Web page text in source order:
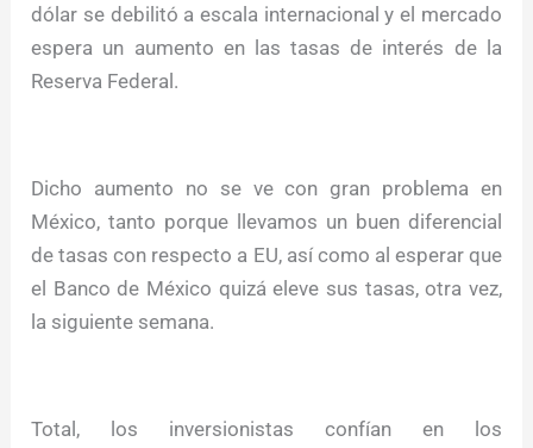
dólar se debilitó a escala internacional y el mercado
espera un aumento en las tasas de interés de la
Reserva Federal.
Dicho aumento no se ve con gran problema en
México, tanto porque llevamos un buen diferencial
de tasas con respecto a EU, así como al esperar que
el Banco de México quizá eleve sus tasas, otra vez,
la siguiente semana.
Total, los inversionistas confían en los